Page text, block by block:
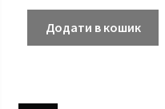
Додати в кошик